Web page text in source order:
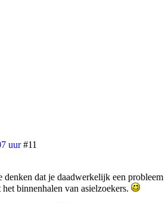
uur #11
denken dat je daadwerkelijk een probleem
binnenhalen van asielzoekers.